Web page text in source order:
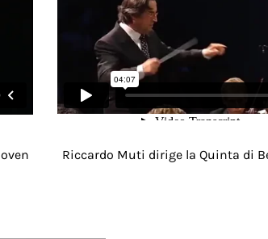
Riccardo Muti dirige la Quinta di